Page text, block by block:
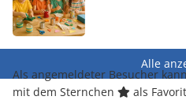
Alle
Als angemeldeter Besucher
mit dem Sternchen
als